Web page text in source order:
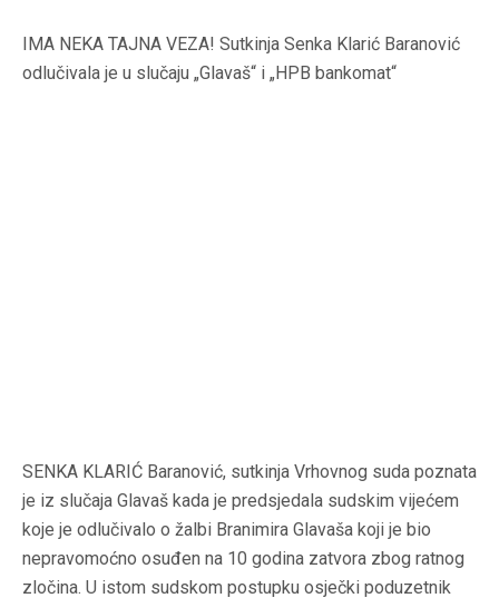
IMA NEKA TAJNA VEZA! Sutkinja Senka Klarić Baranović
odlučivala je u slučaju „Glavaš“ i „HPB bankomat“
SENKA KLARIĆ Baranović, sutkinja Vrhovnog suda poznata
je iz slučaja Glavaš kada je predsjedala sudskim vijećem
koje je odlučivalo o žalbi Branimira Glavaša koji je bio
nepravomoćno osuđen na 10 godina zatvora zbog ratnog
zločina. U istom sudskom postupku osječki poduzetnik